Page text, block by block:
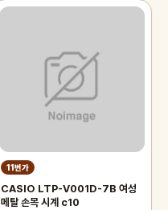
11번가
CASIO LTP-V001D-7B 여성
메탈 손목 시계 c10